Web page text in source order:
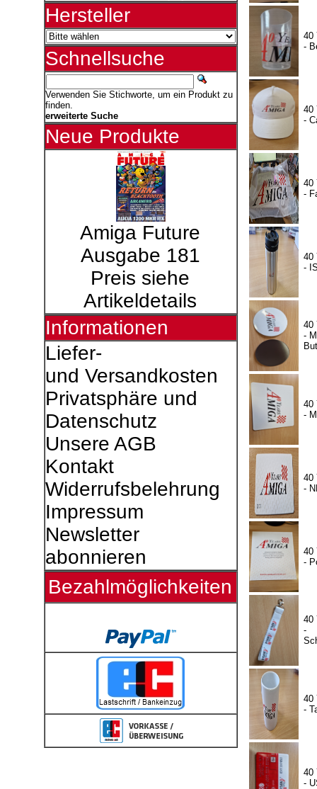
Hersteller
Schnellsuche
Verwenden Sie Stichworte, um ein Produkt zu
finden.
erweiterte Suche
Neue Produkte
Amiga Future
Ausgabe 181
Preis siehe
Artikeldetails
Informationen
Liefer-
und Versandkosten
Privatsphäre und
Datenschutz
Unsere AGB
Kontakt
Widerrufsbelehrung
Impressum
Newsletter
abonnieren
Bezahlmöglichkeiten
40
-
40
-
40
-
40
-
40
-
40
-
40
-
40
-
40
-
40
-
40
-